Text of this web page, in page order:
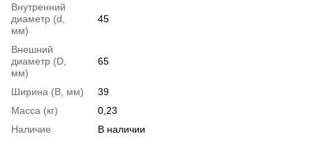
Внутренний
диаметр (d,
мм)
45
Внешний
диаметр (D,
мм)
65
Ширина (B, мм)
39
Масса (кг)
0,23
Наличие
В наличии